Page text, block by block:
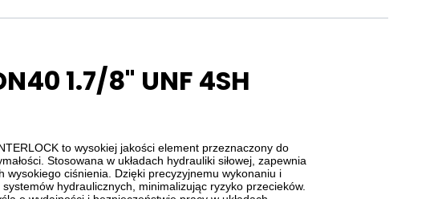
1.7/8" UNF 4SH
to wysokiej jakości element przeznaczony do
Stosowana w układach hydrauliki siłowej, zapewnia
wysokiego ciśnienia. Dzięki precyzyjnemu wykonaniu i
hydraulicznych, minimalizując ryzyko przecieków.